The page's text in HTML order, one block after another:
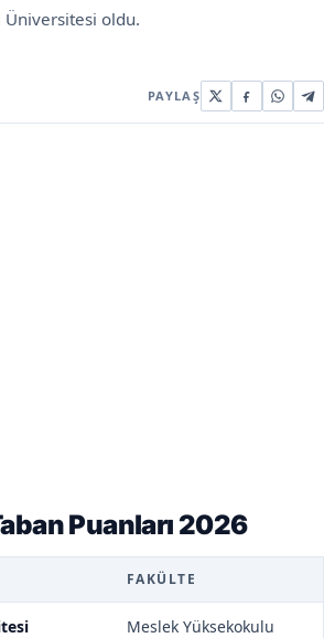
Üniversitesi oldu.
PAYLAŞ
Puanları 2026
FAKÜLTE
Meslek Yüksekokulu